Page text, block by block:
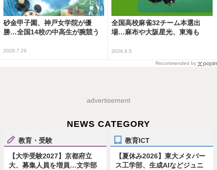
砂金甲子園、神戸女学院が優
勝…全国14校の中高生が腕競う
2026.7.29
全国高校麻雀32チーム本選出
場…麻布や大阪星光、東海も
2026.8.5
Recommended by
advertisement
NEWS CATEGORY
教育・受験
【大学受験2027】京都府立
大、募集人員を増員…文学部
教育ICT
【夏休み2026】東大メタバー
ス工学部、生成AIなどジュニ